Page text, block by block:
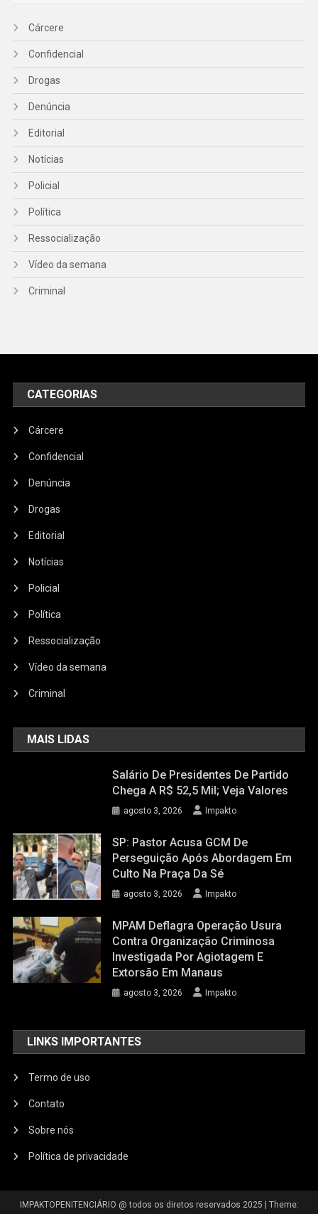
Cárcere
Confidencial
Drogas
Denúncia
Editorial
Notícias
Policial
Política
Ressocialização
Vídeo da semana
Criminal
CATEGORIAS
Cárcere
Confidencial
Denúncia
Drogas
Editorial
Notícias
Policial
Política
Ressocialização
Vídeo da semana
Criminal
MAIS LIDAS
Salário De Presidentes De Partido
Chega A R$ 52,5 Mil; Veja Valores
agosto 3, 2026 Impakto
SP: Pastor Acusa GCM De
Perseguição Após Abordagem Em
Culto Na Praça Da Sé
agosto 3, 2026 Impakto
MPAM Deflagra Operação Usura
Contra Organização Criminosa
Investigada Por Agiotagem E
Extorsão Em Manaus
agosto 3, 2026 Impakto
LINKS IMPORTANTES
Termo de uso
Contato
Sobre nós
Política de privacidade
IMPAKTOPENITENCIÁRIO @ todos os diretos reservados 2025 Theme: